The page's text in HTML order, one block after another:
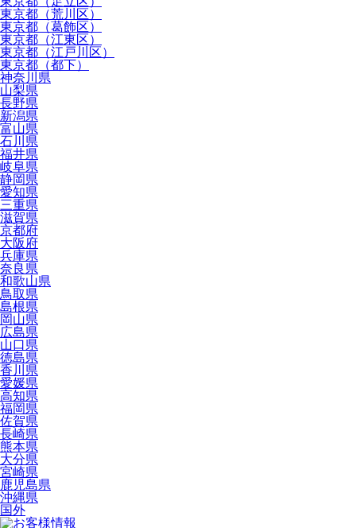
東京都（荒川区）
東京都（葛飾区）
東京都（江東区）
東京都（江戸川区）
東京都（都下）
神奈川県
山梨県
長野県
新潟県
富山県
石川県
福井県
岐阜県
静岡県
愛知県
三重県
滋賀県
京都府
大阪府
兵庫県
奈良県
和歌山県
鳥取県
島根県
岡山県
広島県
山口県
徳島県
香川県
愛媛県
高知県
福岡県
佐賀県
長崎県
熊本県
大分県
宮崎県
鹿児島県
沖縄県
国外